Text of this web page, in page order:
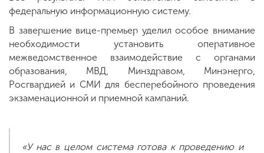
федеральную информационную систему.
В завершение вице-премьер уделил особое внимание
необходимости установить оперативное
межведомственное взаимодействие с органами
образования, МВД, Минздравом, Минэнерго,
Росгвардией и СМИ для бесперебойного проведения
экзаменационной и приемной кампаний.
«У нас в целом система готова к проведению и